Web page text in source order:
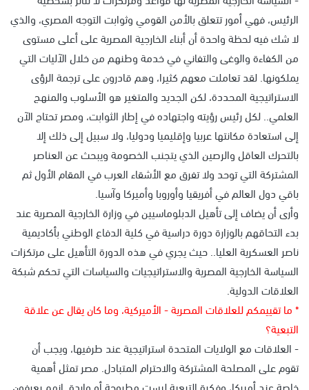
الرئيس، فهي أمور تتعلق بالأمن القومي وثوابت التوجه المصري، والذي
لا شك فيه لحظة واحدة أن أبناء الخارجية المصرية على أعلى مستوى
من الكفاءة والوغى والتفاني في خدمة وطنهم من خلال الآليات التي
يملكونها. لقد تعاملت معهم كثيرا، وهم قادرون على ترجمة الرؤى
الاستراتيجية المحددة، لكن الجديد والمتغير هو الأسلوب والمنهج
العلمي.. لكل رئيس رؤيته واجتهاده في إطار الثوابت، ومصر تحتاج الآن
إلى استعادة مكانتها عربيا وإقليميا ودوليا، ولا سبيل إلى ذلك إلا
بالتحرك العاقل والرصين الذي يتجنب الخصومة ويبحث عن العناصر
المشتركة التي توحد ولا تفرق مع الأشقاء العرب في المقام الأول ثم
باقي دول العالم في أفريقيا وأوروبا وأميركا وآسيا.
وأرى أن يضاف إلى تأهيل الدبلوماسيين في وزارة الخارجية المصرية عند
بدء التحاقهم بالوزارة دورة دراسية في كلية الدفاع الوطني بأكاديمية
ناصر العسكرية العليا.. حيث يجري في هذه الدورة التأهيل على مرتكزات
السياسة الخارجية المصرية والاستراتيجيات والسياسات التي تحكم شبكة
العلاقات الدولية.
* ما تقييمكم للعلاقات المصرية - الأميركية، وما كان يقال عن علاقة
التبعية؟
- العلاقات مع الولايات المتحدة استراتيجية عند طرفيها، ويجب أن
تقوم على المصلحة المشتركة والاحترام المتبادل. مصر تمثل أهمية